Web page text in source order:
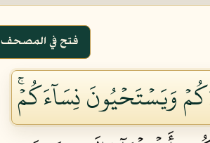
فتح في المصحف
وَيَسۡتَحۡيُونَ نِسَآءَكُمۡۚ